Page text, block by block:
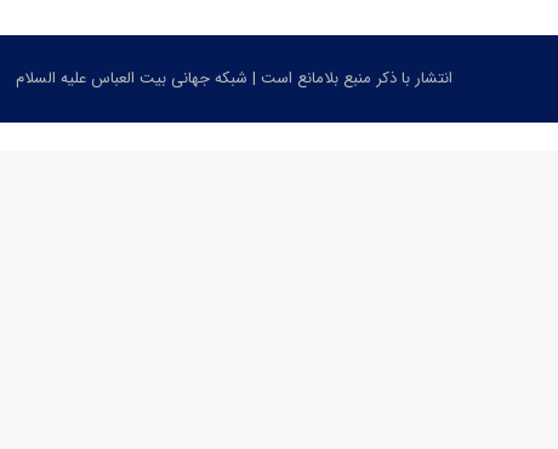
انتشار با ذکر منبع بلامانع است | شبکه جهانی بیت العباس علیه السلام